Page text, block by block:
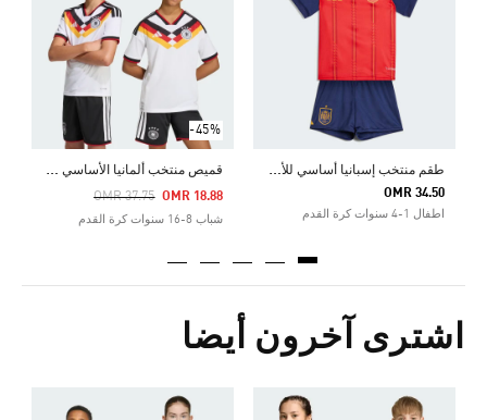
ط
قم منتخب إسبانيا أساسي للأطفال لعام 2026
OMR 34.50
اطفال 1-4 سنوات كرة القدم
-45%
ق
ميص منتخب ألمانيا الأساسي للأطفال لعام 2026
Price Reduced From
OMR 37.75
To OMR 18.88
شباب 8-16 سنوات كرة القدم
Price Reduced From
To
اشترى آخرون أيضا